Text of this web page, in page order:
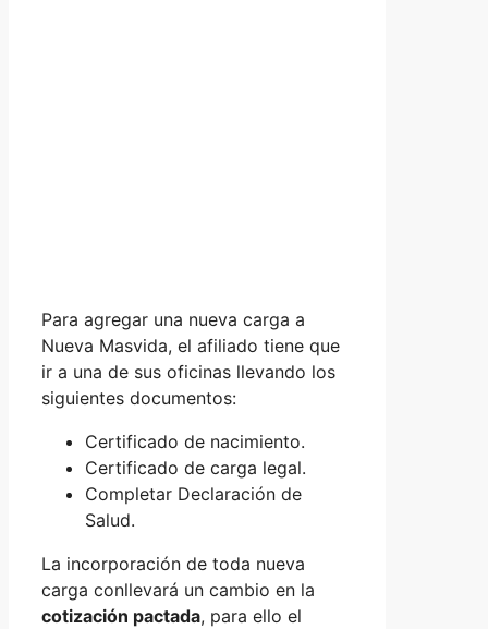
Para agregar una nueva carga a
Nueva Masvida, el afiliado tiene que
ir a una de sus oficinas llevando los
siguientes documentos:
Certificado de nacimiento.
Certificado de carga legal.
Completar Declaración de
Salud.
La incorporación de toda nueva
carga conllevará un cambio en la
cotización pactada, para ello el